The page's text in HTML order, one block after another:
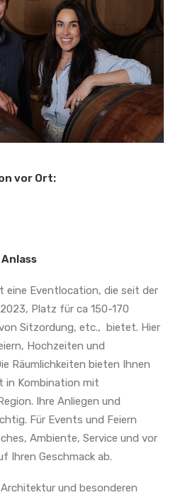
vor Ort:
eine Eventlocation, die seit der
Platz für ca 150-170
Sitzordung, etc., bietet. Hier
Hochzeiten und
Räumlichkeiten bieten Ihnen
in Kombination mit
Ihre Anliegen und
Für Events und Feiern
Ambiente, Service und vor
Ihren Geschmack ab.
und besonderen